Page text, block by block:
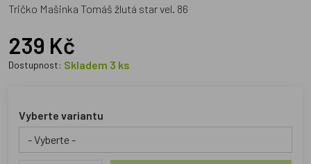
Tričko Mašinka Tomáš žlutá star vel. 86
239 Kč
Dostupnost: Skladem 3 ks
Vyberte variantu